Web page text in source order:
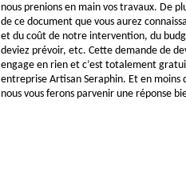
nous prenions en main vos travaux. De
de ce document que vous aurez
et du coût de notre intervention, du
deviez prévoir, etc. Cette demande de
engage en rien et c’est totalement
entreprise Artisan Seraphin. Et en moins
nous vous ferons parvenir une réponse